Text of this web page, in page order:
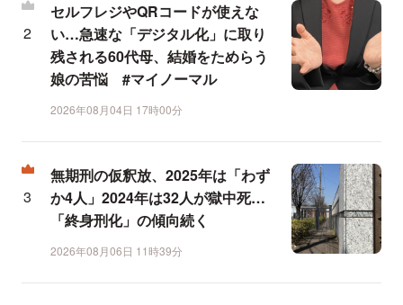
セルフレジやQRコードが使えな
い…急速な「デジタル化」に取り
残される60代母、結婚をためらう
娘の苦悩 #マイノーマル
2026年08月04日 17時00分
無期刑の仮釈放、2025年は「わず
か4人」2024年は32人が獄中死…
「終身刑化」の傾向続く
2026年08月06日 11時39分